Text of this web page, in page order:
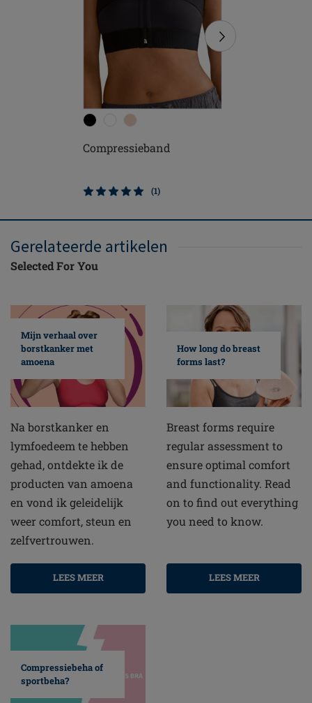
Compressieband
(1)
Gerelateerde artikelen
Selected For You
Mijn verhaal over
borstkanker met
amoena
Na borstkanker en
lymfoedeem te hebben
gehad, ontdekte ik de
producten van amoena
en vond ik geleidelijk
weer comfort, steun en
zelfvertrouwen.
LEES MEER
How long do breast
forms last?
Breast forms require
regular assessment to
ensure optimal comfort
and functionality. Read
on to find out everything
you need to know.
LEES MEER
Compressiebeha of
sportbeha?